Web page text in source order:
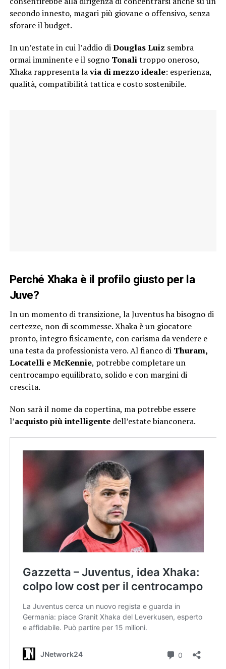
secondo innesto, magari più giovane o offensivo, senza
sforare il budget.
In un’estate in cui l’addio diDouglas Luiz sembra
ormai imminente e il sogno Tonalitroppo oneroso,
Xhaka rappresenta lavia di mezzo ideale: esperienza,
qualità, compatibilità tattica e costo sostenibile.
Perché Xhaka è il profilo giusto per la
Juve?
In un momento di transizione, la Juventus ha bisogno di
certezze, non di scommesse. Xhaka è un giocatore
pronto, integro fisicamente, con carisma da vendere e
una testa da professionista vero. Al fianco di Thuram,
Locatelli e McKennie, potrebbe completare un
centrocampo equilibrato, solido e con margini di
crescita.
Non sarà il nome da copertina, ma potrebbe essere
l’acquisto più intelligentedell’estate bianconera.